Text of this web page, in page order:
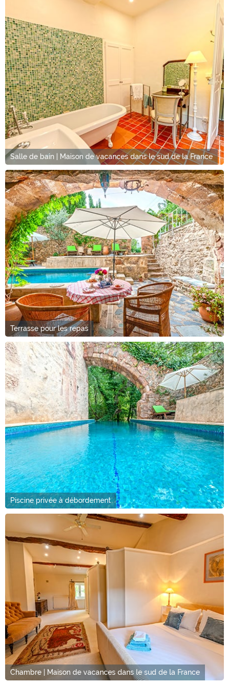
Salle de bain | Maison de vacances dans le sud de la France
Terrasse pour les repas
Piscine privée à débordement
Chambre | Maison de vacances dans le sud de la France